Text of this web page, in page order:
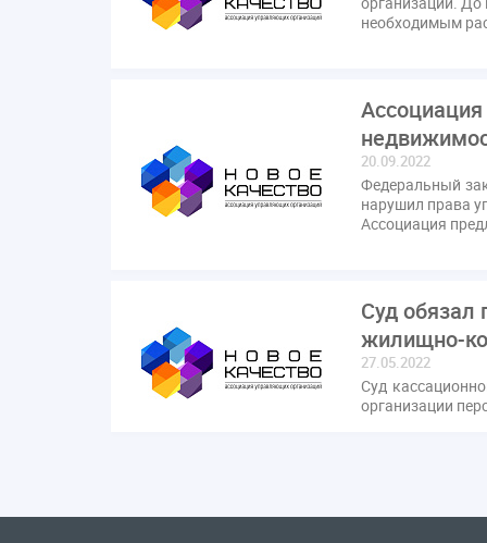
необходимым
20.09.2022
Федеральный
нарушил права
Ассоциация
Суд обязал
жилищно-
27.05.2022
Суд
организации